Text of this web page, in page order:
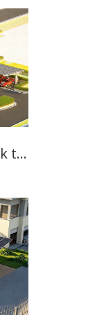
Kompletny przewodnik techniczny po systemach mocowania wiat solarnych: zwrot z inwestycji, inżynieria materiałowa i trendy branżowe na rok 2026